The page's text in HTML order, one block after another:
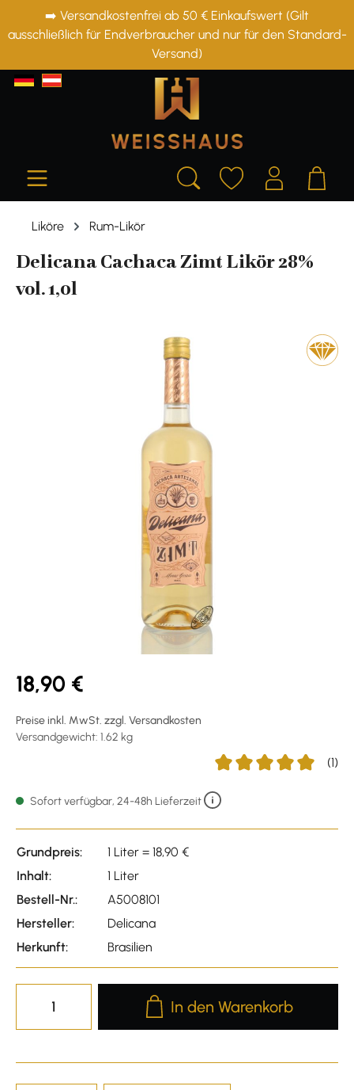
springen
➡️ Versandkostenfrei ab 50 € Einkaufswert (Gilt
ausschließlich für Endverbraucher und nur für den Standard-
Versand)
Liköre Rum-Likör
Delicana Cachaca Zimt Likör 28%
vol. 1,0l
18,90 €
Preise inkl. MwSt. zzgl. Versandkosten
Versandgewicht: 1.62 kg
(1)
Sofort verfügbar, 24-48h Lieferzeit
Grundpreis:
1 Liter = 18,90 €
Inhalt:
1 Liter
Bestell-Nr.:
A5008101
Hersteller:
Delicana
Herkunft:
Brasilien
Produkt Anzahl: Gib den
In den Warenkorb